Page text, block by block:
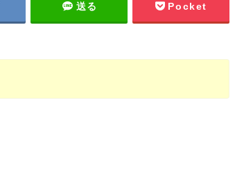
送る Pocket